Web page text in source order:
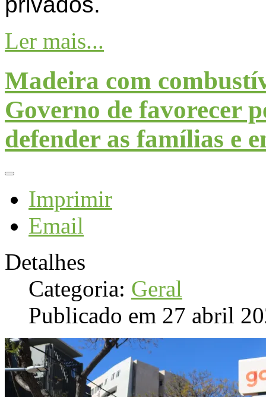
Ler mais...
Madeira com
Governo de favorecer
defender as famílias e
Imprimir
Email
Detalhes
Categoria: Geral
Publicado em 27 abril